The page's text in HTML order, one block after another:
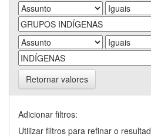
Retornar valores
Adicionar filtros:
Utilizar filtros para refinar o